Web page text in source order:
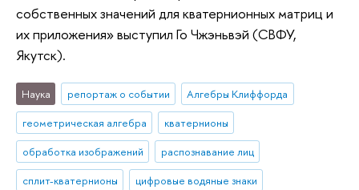
собственных значений для кватернионных матриц и
их приложения» выступил Го Чжэньвэй (СВФУ,
Якутск).
Наука репортаж о событии
Алгебры Клиффорда
геометрическая алгебра
кватернионы
обработка изображений
распознавание лиц
сплит-кватернионы
цифровые водяные знаки